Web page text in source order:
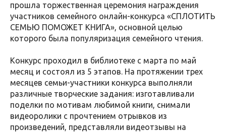
прошла торжественная церемония награждения
участников семейного онлайн-конкурса «СПЛОТИТЬ
СЕМЬЮ ПОМОЖЕТ КНИГА», основной целью
которого была популяризация семейного чтения.
Конкурс проходил в библиотеке с марта по май
месяц и состоял из 5 этапов. На протяжении трех
месяцев семьи-участники конкурса выполняли
различные творческие задания: изготавливали
поделки по мотивам любимой книги, снимали
видеоролики с прочтением отрывков из
произведений, представляли видеотзывы на